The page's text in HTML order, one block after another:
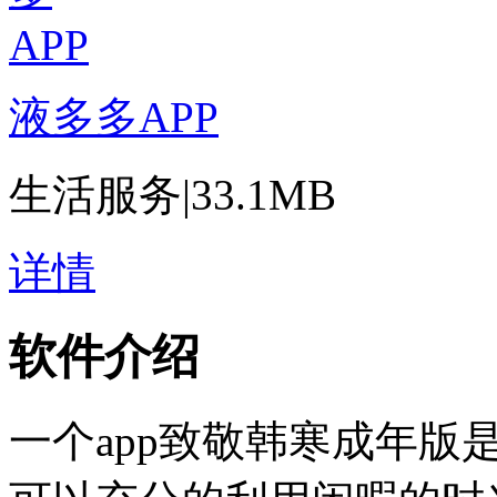
液多多APP
生活服务|33.1MB
详情
软件介绍
一个app致敬韩寒成年版